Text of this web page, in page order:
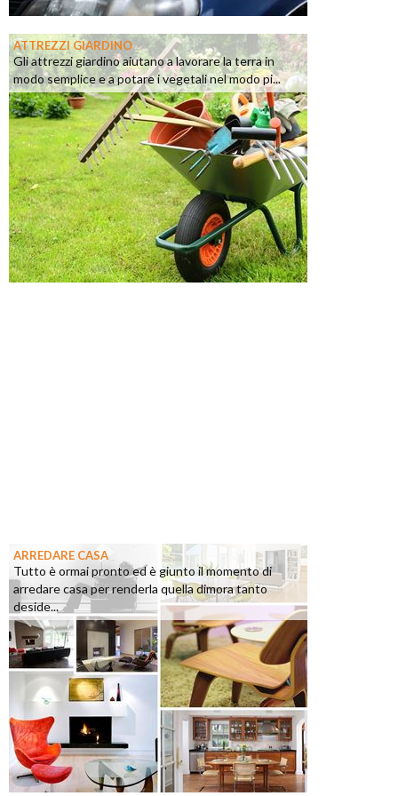
ATTREZZI GIARDINO
Gli attrezzi giardino aiutano a lavorare la terra in
modo semplice e a potare i vegetali nel modo pi...
ARREDARE CASA
Tutto è ormai pronto ed è giunto il momento di
arredare casa per renderla quella dimora tanto
deside...